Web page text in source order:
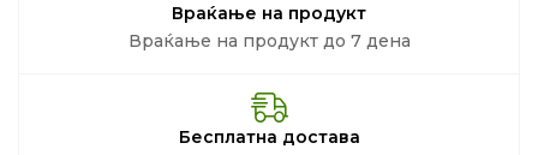
Враќање на продукт
Враќање на продукт до 7 дена
Бесплатна достава